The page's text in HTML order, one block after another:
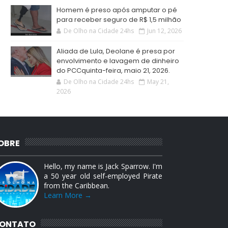
Homem é preso após amputar o pé
para receber seguro de R$ 1,5 milhão
De Olho na Cidade 24hs Jun 12, 2026
Aliada de Lula, Deolane é presa por
envolvimento e lavagem de dinheiro
do PCCquinta-feira, maio 21, 2026.
De Olho na Cidade 24hs
May 21,
2026
Hello, my name is Jack Sparrow. I'm
a 50 year old self-employed Pirate
from the Caribbean.
Learn More →